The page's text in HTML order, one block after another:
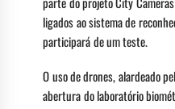
ligados ao sistema de
participará de um teste.
O uso de drones, alardeado
abertura do laboratório